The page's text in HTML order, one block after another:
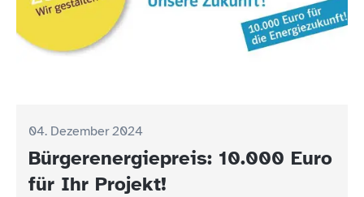
04. Dezember 2024
Bürgerenergiepreis: 10.000 Euro
für Ihr Projekt!